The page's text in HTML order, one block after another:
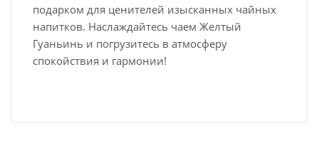
подарком для ценителей изысканных чайных
напитков. Наслаждайтесь чаем Желтый
Гуаньинь и погрузитесь в атмосферу
спокойствия и гармонии!